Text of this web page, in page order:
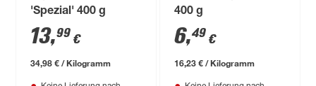
'Spezial' 400 g
13,99 €
34,98 € / Kilogramm
400 g
6,49 €
16,23 € / Kilogramm